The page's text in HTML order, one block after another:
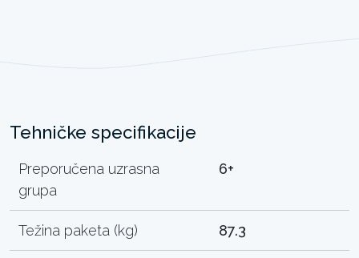
Tehničke specifikacije
Preporučena uzrasna
grupa
6+
Težina paketa (kg) 87.3